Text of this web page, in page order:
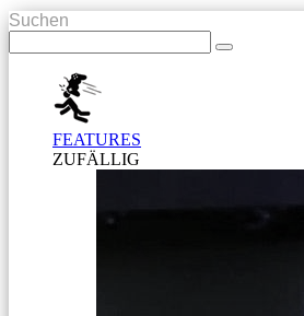
Suchen
FEATURES
ZUFÄLLIG